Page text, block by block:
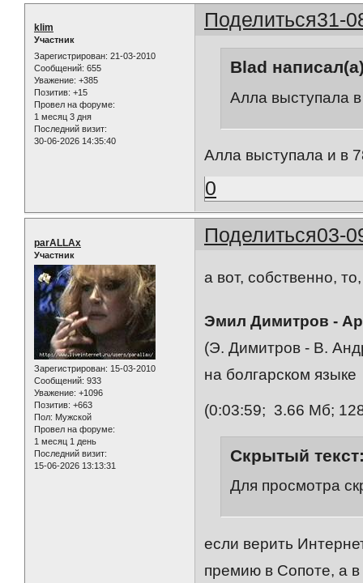
Поделиться31-
klim
Участник
Зарегистрирован: 21-03-2010
Сообщений: 655
Уважение: +385
Позитив: +15
Провел на форуме:
1 месяц 3 дня
Последний визит:
30-06-2026 14:35:40
Blad
Алла выступала
Алла выступала и в
0
Поделиться03-
parALLAx
Участник
Зарегистрирован: 15-03-2010
Сообщений: 933
Уважение: +1096
Позитив: +663
Пол: Мужской
Провел на форуме:
1 месяц 1 день
Последний визит:
15-06-2026 13:13:31
а вот, собственно,
Эмил Димитров -
(Э. Димитров - В.
на болгарском языке
(0:03:59; 3.66 Мб;
Скрытый
Для просмотра
если верить
премию в Сопоте, а